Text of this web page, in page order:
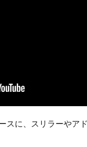
スに、スリラーやア